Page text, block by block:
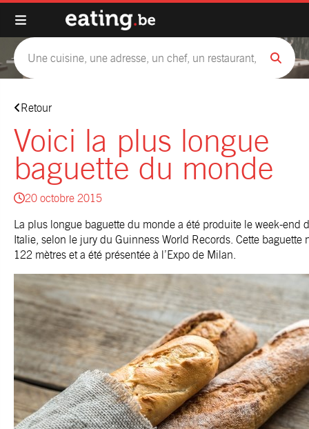
Retour
Voici la plus longue
baguette du monde
20 octobre 2015
La plus longue baguette du monde a été produite le week-end
Italie, selon le jury du Guinness World Records. Cette baguette
122 mètres et a été présentée à l’Expo de Milan.